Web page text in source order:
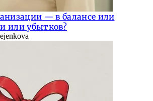
— в балансе или
или убытков?